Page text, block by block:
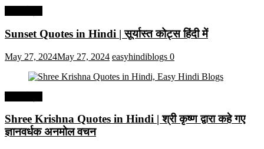
Sunset Quotes in Hindi | सूर्यास्त कोट्स हिंदी में
May 27, 2024May 27, 2024 easyhindiblogs 0
Shree Krishna Quotes in Hindi | श्री कृष्ण द्वारा कहे गए
ज्ञानवर्धक अनमोल वचन